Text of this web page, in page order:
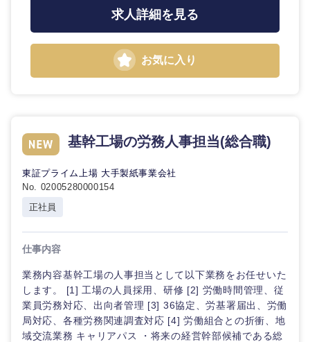
求人詳細を見る
お気に入り
基幹工場の労務人事担当(総合職)
東証プライム上場 大手製紙事業会社
No. 02005280000154
正社員
仕事内容
業務内容基幹工場の人事担当として以下業務をお任せいた
します。 [1] 工場の人員採用、研修 [2] 労働時間管理、従
業員労務対応、出向者管理 [3] 36協定、労基署届出、労働
局対応、各種労務関連調査対応 [4] 労働組合との折衝、地
域交流業務 キャリアパス ・将来の経営幹部候補である総